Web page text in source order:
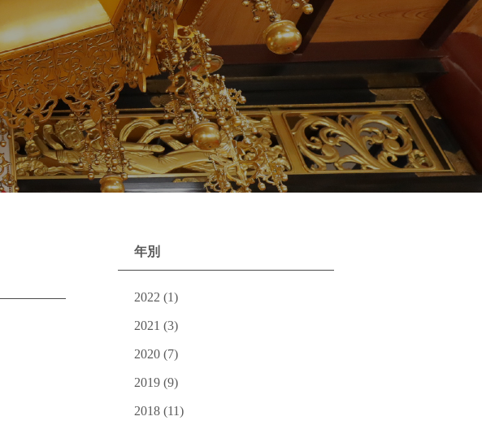
年別
2022 (1)
2021 (3)
2020 (7)
2019 (9)
2018 (11)